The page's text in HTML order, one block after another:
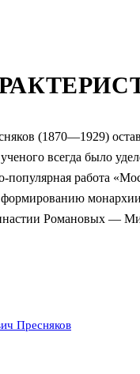
(1870—1929)
всегда было
работа
Романовых —
Пресняков